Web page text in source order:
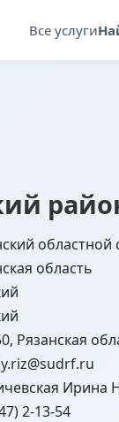
Все услуги
областной
область
Рязанская
Ирина
2-13-54